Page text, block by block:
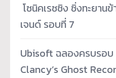
โซนิคเรซซิง ซิ่งทะยาน
เจนด์ รอบที่ 7
Ubisoft ฉลองครบรอบ
Clancy’s Ghost